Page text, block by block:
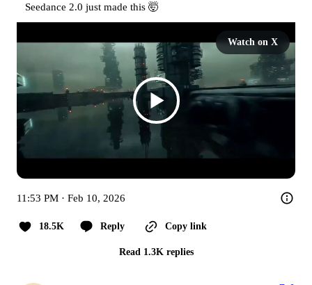
Seedance 2.0 just made this 🤯
Watch on X
11:53 PM · Feb 10, 2026
18.5K Reply Copy link
Read 1.3K replies